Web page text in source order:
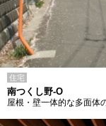
住宅
南つくし野-O
屋根・壁一体的な多面体